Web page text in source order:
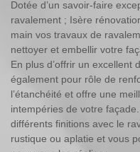
Dotée d’un savoir-faire
ravalement ; Isère
main vos travaux de
nettoyer et embellir votre
En plus d’offrir un excellent
également pour rôle de
l’étanchéité et offre une
intempéries de votre
différents finitions avec le
rustique ou aplatie et vous